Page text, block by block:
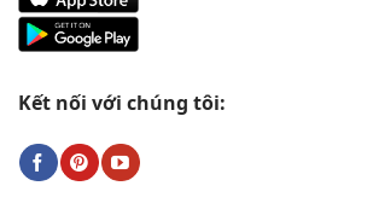
Kết nối với chúng tôi: